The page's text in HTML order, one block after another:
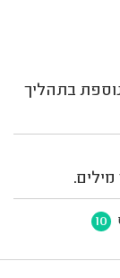
בתהליך
10